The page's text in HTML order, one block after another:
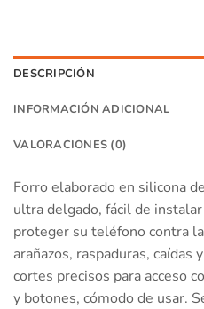
DESCRIPCIÓN
INFORMACIÓN ADICIONAL
VALORACIONES (0)
Forro elaborado en silicona
ultra delgado, fácil de
proteger su teléfono contra
arañazos, raspaduras, caídas
cortes precisos para acceso
y botones, cómodo de usar.